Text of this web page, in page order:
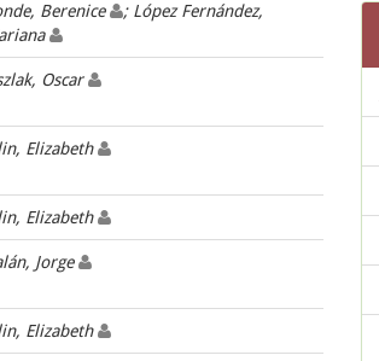
Berenice
; López Fernández,
Oscar
Elizabeth
Elizabeth
Jorge
Elizabeth